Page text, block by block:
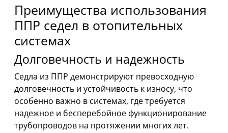
Преимущества использования
ППР седел в отопительных
системах
Долговечность и надежность
Седла из ППР демонстрируют превосходную
долговечность и устойчивость к износу, что
особенно важно в системах, где требуется
надежное и бесперебойное функционирование
трубопроводов на протяжении многих лет.